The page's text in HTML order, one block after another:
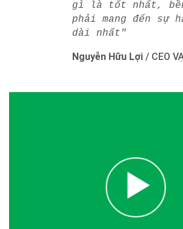
gì là tốt nhất,
phải mang đến sự
dài nhất"
Nguyễn Hữu Lợi / CEO